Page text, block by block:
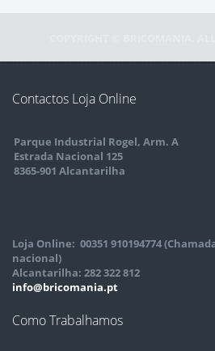
COPYRIGHT © BRICOMANIA.
Contactos Loja Online
Parque Industrial Rogel, Arm. A
Estrada Nacional 125
8365-901 Alcantarilha
Loja Online: 00351 910194774
nacional)
Alcantarilha: 282 322 812
info@bricomania.pt
Como Trabalhamos